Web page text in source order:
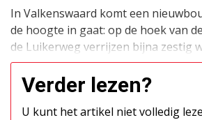
In Valkenswaard komt een
de hoogte in gaat: op de hoek van
de Luikerweg verrijzen bijna zestig
Verder lezen?
U kunt het artikel niet volledig